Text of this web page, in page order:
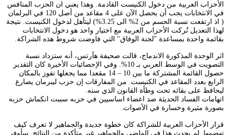
الأحزاب العربية من دخول الكنيست القادمة. وهذا يعني ان الحزب المنافس
في الانتخابات يجب أن يحصل الآن على 4 مقاعد من أصل 120 في البرلمان
( اذ ارتفعت نسبة الحسم من 2% الى 3.25%) ليتأهل لدخول الكنيست. نتيجة
لهذا التعديل تُركت الأحزاب العربية مع اختيار واحد هو دخول الانتخابات
بقائمة واحدة بمساعدة "لجنة الوفاق" التي فاوضت شروط هذه الشراكة.
اثر الوحدة المذكورة الاندماج، قالت صحيفة هآرتس، أنه ستزداد نسبة
التصويت في الوسط العربي بـ 10%. وفي الإحصائيات الأخيرة كان التقدير
حصول القائمة المشتركة ما بين 10 – 14 مقعدا مما يجعلها تفوز بالمكان
الرابع بعدد المقاعد في الكنيست. من المفارقات إن حزب ليبرمان يصارع
ليحافظ على بقائه تحت وطأة القانون الذي سنه.
اتهامات الفساد الحديثة ضد اعضاء اساسيين في حزبه سببت انكماش حزبه
بصورة مثيرة وخسارة في الأصوات.
قرار الأحزاب العربية للشراكة كان خطوة جديدة والجماهير لا تعرف كيف
تهضمها. لم يحدث هذا في الماضي والجماهير غير متأكدة من النتائج. سأوفر